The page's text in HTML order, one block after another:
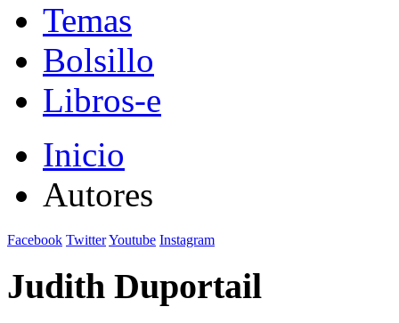
Temas
Bolsillo
Libros-e
Inicio
Autores
Facebook TwitterYoutube Instagram
Judith Duportail